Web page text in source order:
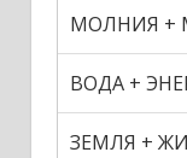
МОЛНИЯ +
ВОДА +
ЗЕМЛЯ +